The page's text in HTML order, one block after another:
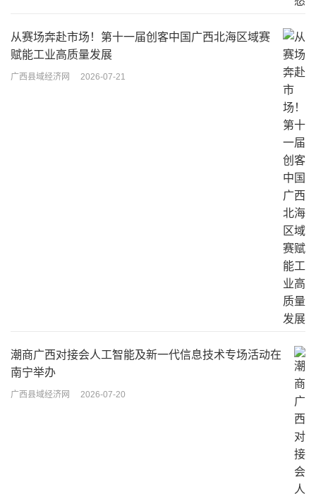
从赛场奔赴市场！第十一届创客中国广西北海区域赛
赋能工业高质量发展
广西县域经济网 2026-07-21
潮商广西对接会人工智能及新一代信息技术专场活动在
南宁举办
广西县域经济网 2026-07-20